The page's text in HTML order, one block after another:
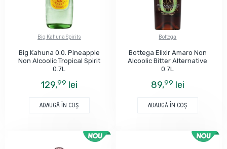
Big Kahuna Spirits
Big Kahuna 0.0. Pineapple
Non Alcoolic Tropical Spirit
0.7L
129,99 lei
ADAUGĂ ÎN COŞ
Bottega
Bottega Elixir Amaro Non
Alcoolic Bitter Alternative
0.7L
89,99 lei
ADAUGĂ ÎN COŞ